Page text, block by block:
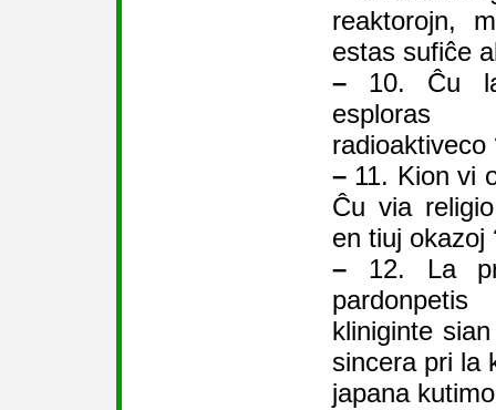
reaktorojn,
estas sufiĉe
– 10. Ĉu la
radioaktiveco
– 11. Kion vi
Ĉu via
en tiuj okazoj
– 12. La
kliniginte
sincera pri la
japana